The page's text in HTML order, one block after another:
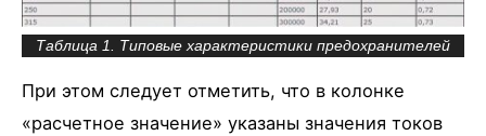
Таблица 1. Типовые характеристики предохранителей
При этом следует отметить, что в колонке
«расчетное значение» указаны значения токов